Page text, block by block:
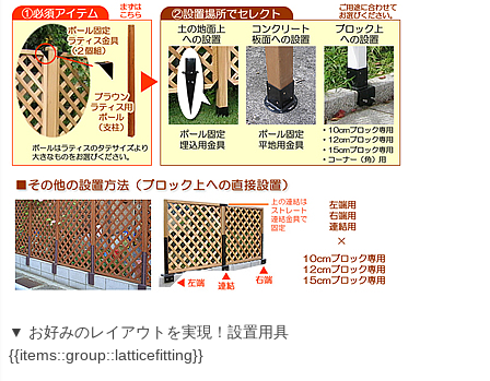
▼ お好みのレイアウトを実現！設置用具
{{items::group::latticefitting}}